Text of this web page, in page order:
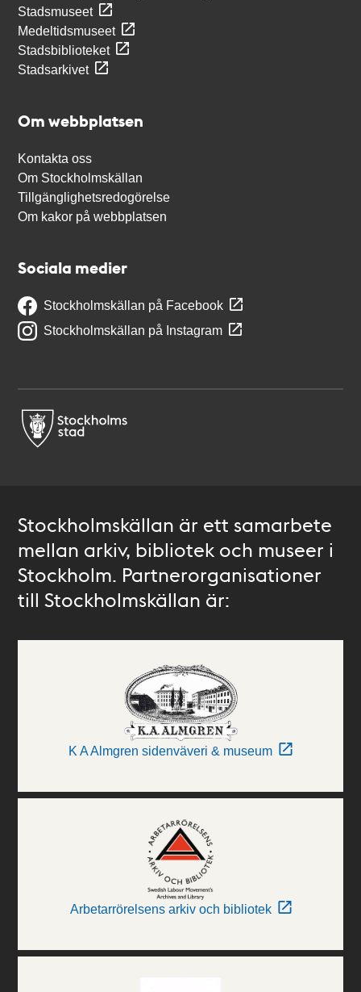
Stadsmuseet
Medeltidsmuseet
Stadsbiblioteket
Stadsarkivet
Om webbplatsen
Kontakta oss
Om Stockholmskällan
Tillgänglighetsredogörelse
Om kakor på webbplatsen
Sociala medier
Stockholmskällan på Facebook
Stockholmskällan på Instagram
Stockholmskällan är ett samarbete
mellan arkiv, bibliotek och museer i
Stockholm. Partnerorganisationer
till Stockholmskällan är:
K A Almgren sidenväveri & museum
Arbetarrörelsens arkiv och bibliotek